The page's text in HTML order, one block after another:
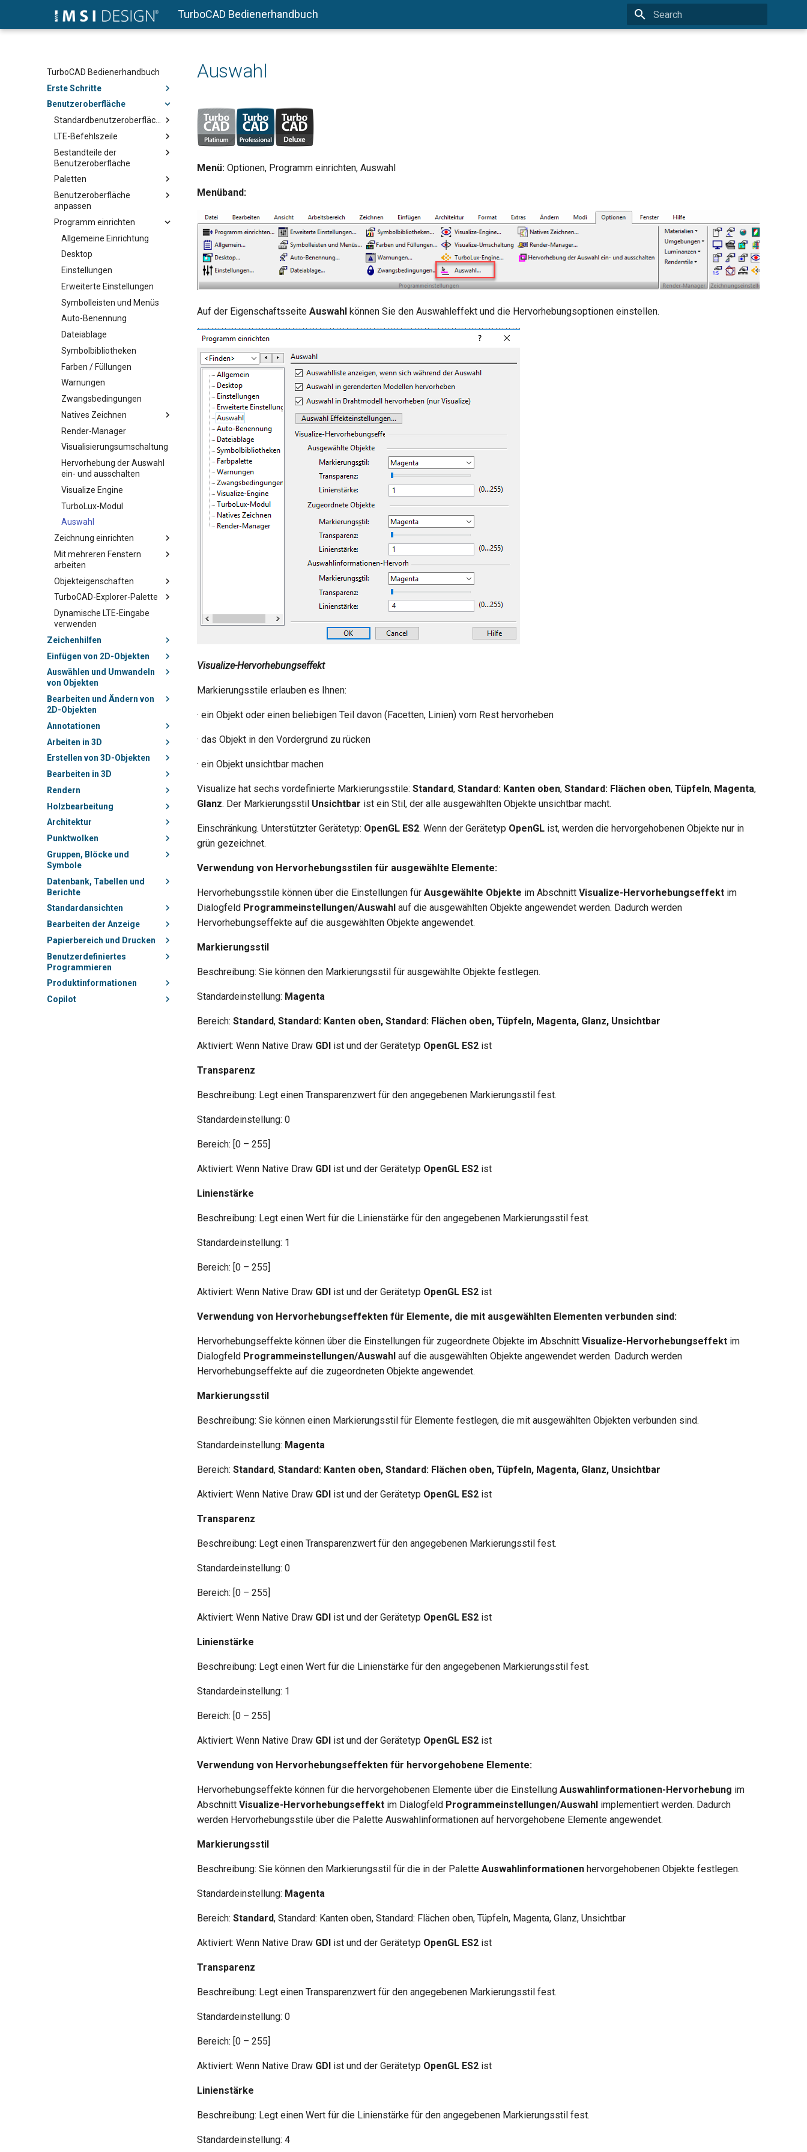
TurboCAD Bedienerhandbuch
TurboCAD Bedienerhandbuch
Erste Schritte
Benutzeroberfläche
LTE-Befehlszeile
Bestandteile der
Benutzeroberfläche
Paletten
Benutzeroberfläche
anpassen
Programm einrichten
Allgemeine Einrichtung
Desktop
Einstellungen
Erweiterte Einstellungen
Symbolleisten und Menüs
Auto-Benennung
Dateiablage
Symbolbibliotheken
Farben / Füllungen
Warnungen
Zwangsbedingungen
Natives Zeichnen
Render-Manager
Visualisierungsumschaltung
Hervorhebung der Auswahl
ein- und ausschalten
Visualize Engine
TurboLux-Modul
Auswahl
Zeichnung einrichten
Mit mehreren Fenstern
arbeiten
Objekteigenschaften
TurboCAD-Explorer-Palette
Dynamische LTE-Eingabe
verwenden
Zeichenhilfen
Einfügen von 2D-Objekten
Auswählen und Umwandeln
von Objekten
Bearbeiten und Ändern von
2D-Objekten
Annotationen
Arbeiten in 3D
Erstellen von 3D-Objekten
Bearbeiten in 3D
Rendern
Holzbearbeitung
Architektur
Punktwolken
Gruppen, Blöcke und
Symbole
Datenbank, Tabellen und
Berichte
Standardansichten
Bearbeiten der Anzeige
Papierbereich und Drucken
Benutzerdefiniertes
Programmieren
Produktinformationen
Copilot
Auswahl
Menü: Optionen, Programm einrichten, Auswahl
Menüband:
Auf der Eigenschaftsseite Auswahl können Sie den Auswahleffekt und die Hervorhebungsoptionen einstellen.
Visualize-Hervorhebungseffekt
Markierungsstile erlauben es Ihnen:
· ein Objekt oder einen beliebigen Teil davon (Facetten, Linien) vom Rest hervorheben
· das Objekt in den Vordergrund zu rücken
· ein Objekt unsichtbar machen
Visualize hat sechs vordefinierte Markierungsstile: Standard, Standard: Kanten oben, Standard: Flächen oben, Tüpfeln, Magenta,
Glanz. Der Markierungsstil Unsichtbar ist ein Stil, der alle ausgewählten Objekte unsichtbar macht.
Einschränkung. Unterstützter Gerätetyp: OpenGL ES2. Wenn der Gerätetyp OpenGL ist, werden die hervorgehobenen Objekte nur in
grün gezeichnet.
Verwendung von Hervorhebungsstilen für ausgewählte Elemente:
Hervorhebungsstile können über die Einstellungen für Ausgewählte Objekte im Abschnitt Visualize-Hervorhebungseffekt im
Dialogfeld Programmeinstellungen/Auswahl auf die ausgewählten Objekte angewendet werden. Dadurch werden
Hervorhebungseffekte auf die ausgewählten Objekte angewendet.
Markierungsstil
Beschreibung: Sie können den Markierungsstil für ausgewählte Objekte festlegen.
Standardeinstellung: Magenta
Bereich: Standard, Standard: Kanten oben, Standard: Flächen oben, Tüpfeln, Magenta, Glanz, Unsichtbar
Aktiviert: Wenn Native Draw GDI ist und der Gerätetyp OpenGL ES2 ist
Transparenz
Beschreibung: Legt einen Transparenzwert für den angegebenen Markierungsstil fest.
Standardeinstellung: 0
Bereich: [0 – 255]
Aktiviert: Wenn Native Draw GDI ist und der Gerätetyp OpenGL ES2 ist
Linienstärke
Beschreibung: Legt einen Wert für die Linienstärke für den angegebenen Markierungsstil fest.
Standardeinstellung: 1
Bereich: [0 – 255]
Aktiviert: Wenn Native Draw GDI ist und der Gerätetyp OpenGL ES2 ist
Verwendung von Hervorhebungseffekten für Elemente, die mit ausgewählten Elementen verbunden sind:
Hervorhebungseffekte können über die Einstellungen für zugeordnete Objekte im Abschnitt Visualize-Hervorhebungseffekt im
Dialogfeld Programmeinstellungen/Auswahl auf die ausgewählten Objekte angewendet werden. Dadurch werden
Hervorhebungseffekte auf die zugeordneten Objekte angewendet.
Markierungsstil
Beschreibung: Sie können einen Markierungsstil für Elemente festlegen, die mit ausgewählten Objekten verbunden sind.
Standardeinstellung: Magenta
Bereich: Standard, Standard: Kanten oben, Standard: Flächen oben, Tüpfeln, Magenta, Glanz, Unsichtbar
Aktiviert: Wenn Native Draw GDI ist und der Gerätetyp OpenGL ES2 ist
Transparenz
Beschreibung: Legt einen Transparenzwert für den angegebenen Markierungsstil fest.
Standardeinstellung: 0
Bereich: [0 – 255]
Aktiviert: Wenn Native Draw GDI ist und der Gerätetyp OpenGL ES2 ist
Linienstärke
Beschreibung: Legt einen Wert für die Linienstärke für den angegebenen Markierungsstil fest.
Standardeinstellung: 1
Bereich: [0 – 255]
Aktiviert: Wenn Native Draw GDI ist und der Gerätetyp OpenGL ES2 ist
Verwendung von Hervorhebungseffekten für hervorgehobene Elemente:
Hervorhebungseffekte können für die hervorgehobenen Elemente über die Einstellung Auswahlinformationen-Hervorhebung im
Abschnitt Visualize-Hervorhebungseffekt im Dialogfeld Programmeinstellungen/Auswahl implementiert werden. Dadurch
werden Hervorhebungsstile über die Palette Auswahlinformationen auf hervorgehobene Elemente angewendet.
Markierungsstil
Beschreibung: Sie können den Markierungsstil für die in der Palette Auswahlinformationen hervorgehobenen Objekte festlegen.
Standardeinstellung: Magenta
Bereich: Standard, Standard: Kanten oben, Standard: Flächen oben, Tüpfeln, Magenta, Glanz, Unsichtbar
Aktiviert: Wenn Native Draw GDI ist und der Gerätetyp OpenGL ES2 ist
Transparenz
Beschreibung: Legt einen Transparenzwert für den angegebenen Markierungsstil fest.
Standardeinstellung: 0
Bereich: [0 – 255]
Aktiviert: Wenn Native Draw GDI ist und der Gerätetyp OpenGL ES2 ist
Linienstärke
Beschreibung: Legt einen Wert für die Linienstärke für den angegebenen Markierungsstil fest.
Standardeinstellung: 4